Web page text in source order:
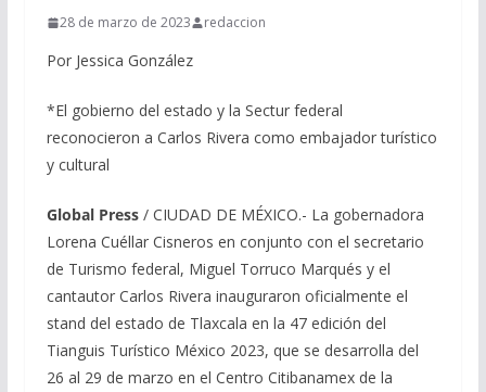
28 de marzo de 2023 redaccion
Por Jessica González
*El gobierno del estado y la Sectur federal
reconocieron a Carlos Rivera como embajador turístico
y cultural
Global Press / CIUDAD DE MÉXICO.- La gobernadora
Lorena Cuéllar Cisneros en conjunto con el secretario
de Turismo federal, Miguel Torruco Marqués y el
cantautor Carlos Rivera inauguraron oficialmente el
stand del estado de Tlaxcala en la 47 edición del
Tianguis Turístico México 2023, que se desarrolla del
26 al 29 de marzo en el Centro Citibanamex de la